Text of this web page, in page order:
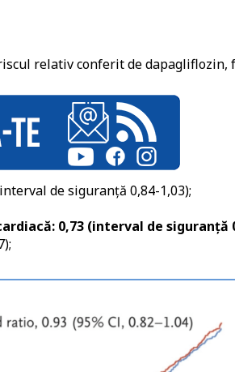
relativ conferit de dapagliflozin,
de siguranță 0,84-1,03);
0,73 (interval de siguranță